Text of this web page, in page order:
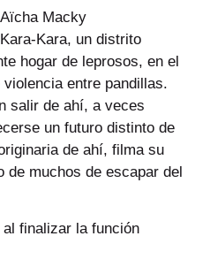
Macky
Kara, un distrito
hogar de leprosos, en el
entre pandillas.
salir de ahí, a veces
un futuro distinto de
de ahí, filma su
de muchos de escapar del
al finalizar la función